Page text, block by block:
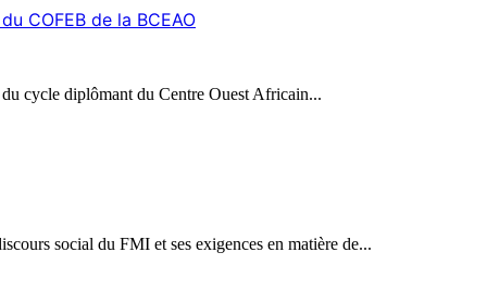
COFEB de la BCEAO
cycle diplômant du Centre Ouest Africain...
social du FMI et ses exigences en matière de...